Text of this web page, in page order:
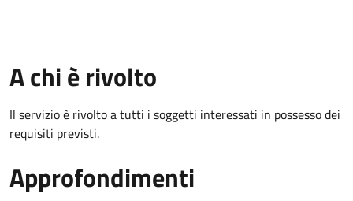
A chi è rivolto
Il servizio è rivolto a tutti i soggetti interessati in possesso dei
requisiti previsti.
Approfondimenti